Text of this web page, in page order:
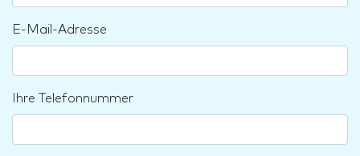
E-Mail-Adresse
Ihre Telefonnummer